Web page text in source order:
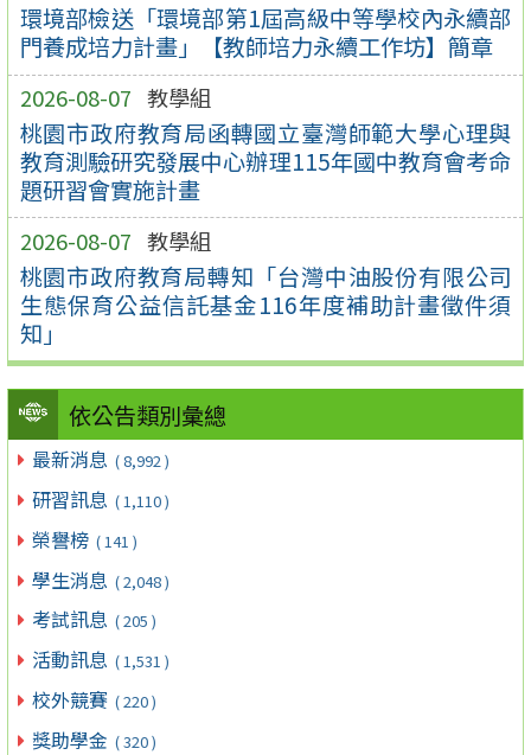
環境部檢送「環境部第1屆高級中等學校內永續部
門養成培力計畫」【教師培力永續工作坊】簡章
2026-08-07 教學組
桃園市政府教育局函轉國立臺灣師範大學心理與
教育測驗研究發展中心辦理115年國中教育會考命
題研習會實施計畫
2026-08-07 教學組
桃園市政府教育局轉知「台灣中油股份有限公司
生態保育公益信託基金116年度補助計畫徵件須
知」
依公告類別彙總
最新消息 ( 8,992 )
研習訊息 ( 1,110 )
榮譽榜 ( 141 )
學生消息 ( 2,048 )
考試訊息 ( 205 )
活動訊息 ( 1,531 )
校外競賽 ( 220 )
獎助學金 ( 320 )